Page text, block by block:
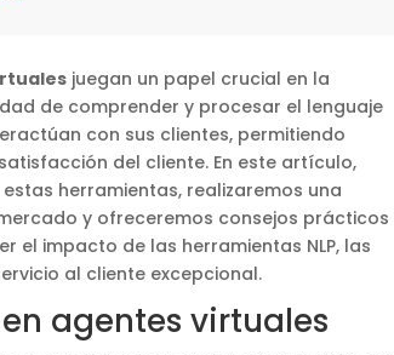
juegan un papel crucial en la
de comprender y procesar el lenguaje
con sus clientes, permitiendo
del cliente. En este artículo,
herramientas, realizaremos una
y ofreceremos consejos prácticos
el impacto de las herramientas NLP, las
al cliente excepcional.
agentes virtuales